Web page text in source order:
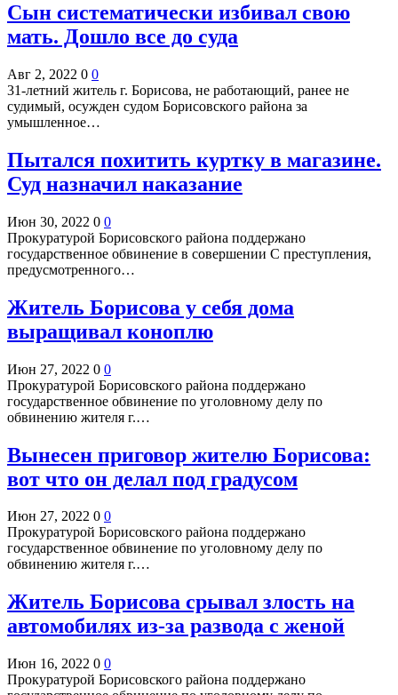
Сын систематически избивал свою
мать. Дошло все до суда
Авг 2, 2022 0 0
31-летний житель г. Борисова, не работающий, ранее не
судимый, осужден судом Борисовского района за
умышленное…
Пытался похитить куртку в магазине.
Суд назначил наказание
Июн 30, 2022 0 0
Прокуратурой Борисовского района поддержано
государственное обвинение в совершении С преступления,
предусмотренного…
Житель Борисова у себя дома
выращивал коноплю
Июн 27, 2022 0 0
Прокуратурой Борисовского района поддержано
государственное обвинение по уголовному делу по
обвинению жителя г.…
Вынесен приговор жителю Борисова:
вот что он делал под градусом
Июн 27, 2022 0 0
Прокуратурой Борисовского района поддержано
государственное обвинение по уголовному делу по
обвинению жителя г.…
Житель Борисова срывал злость на
автомобилях из-за развода с женой
Июн 16, 2022 0 0
Прокуратурой Борисовского района поддержано